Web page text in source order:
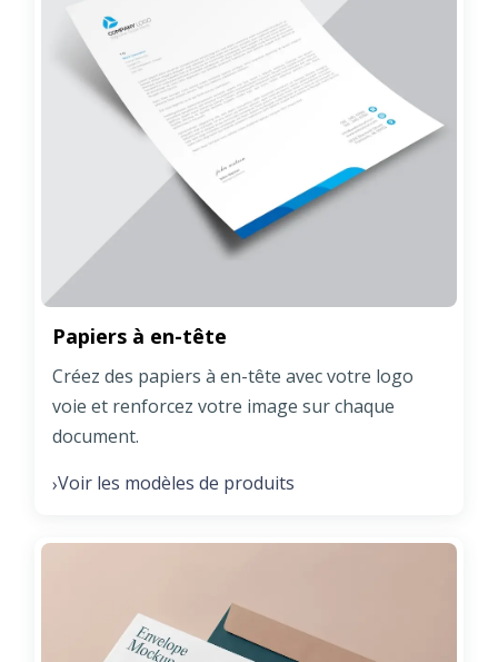
Papiers à en-tête
Créez des papiers à en-tête avec votre logo
voie et renforcez votre image sur chaque
document.
›Voir les modèles de produits